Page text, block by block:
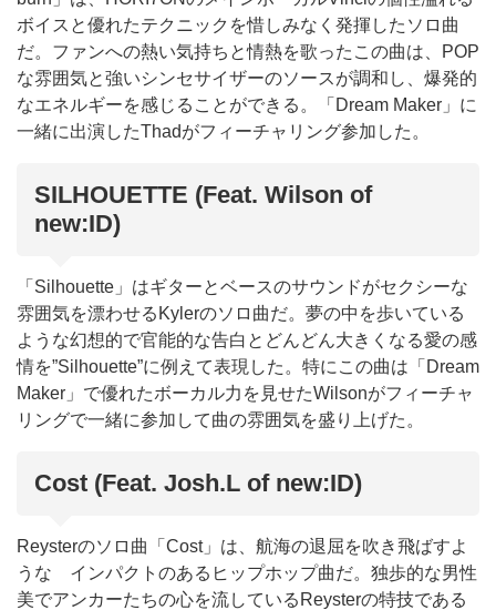
ボイスと優れたテクニックを惜しみなく発揮したソロ曲
だ。ファンへの熱い気持ちと情熱を歌ったこの曲は、POP
な雰囲気と強いシンセサイザーのソースが調和し、爆発的
なエネルギーを感じることができる。「Dream Maker」に
一緒に出演したThadがフィーチャリング参加した。
SILHOUETTE (Feat. Wilson of
new:ID)
「Silhouette」はギターとベースのサウンドがセクシーな
雰囲気を漂わせるKylerのソロ曲だ。夢の中を歩いている
ような幻想的で官能的な告白とどんどん大きくなる愛の感
情を”Silhouette”に例えて表現した。特にこの曲は「Dream
Maker」で優れたボーカル力を見せたWilsonがフィーチャ
リングで一緒に参加して曲の雰囲気を盛り上げた。
Cost (Feat. Josh.L of new:ID)
Reysterのソロ曲「Cost」は、航海の退屈を吹き飛ばすよ
うな インパクトのあるヒップホップ曲だ。独歩的な男性
美でアンカーたちの心を流しているReysterの特技である